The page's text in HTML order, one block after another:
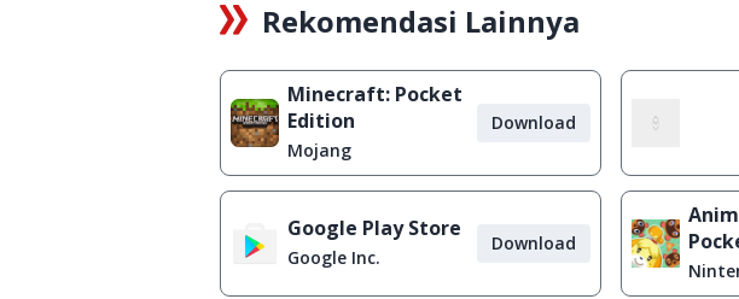
Rekomendasi Lainnya
Minecraft: Pocket
Edition
Mojang
Download
Google Play Store
Google Inc.
Download